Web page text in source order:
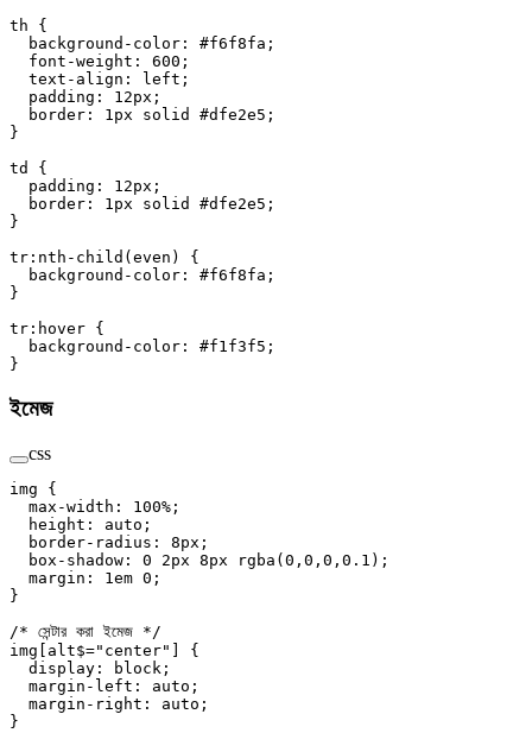
th {
  background-color
: #f6f8fa ;
  font-weight
: 600 ;
  text-align
: left ;
  padding
: 12px ;
  border
: 1 px solid #dfe2e5 ;
}
td
{
  padding
: 12px ;
  border
: 1 px solid #dfe2e5 ;
}
tr :nth-child ( even ) {
  background-color
: #f6f8fa ;
}
tr :hover {
  background-color
: #f1f3f5 ;
}
ইমেজ
css
img {
  max-width
: 100% ;
  height
: auto ;
  border-radius
: 8px ;
  box-shadow
: 0 2px 8px rgba ( 0 , 0 , 0 , 0.1 );
  margin
: 1em 0 ;
}
/* সেন্টার করা ইমেজ */
img
alt$="center"
] {
  display
: block ;
  margin-left
: auto ;
  margin-right
: auto ;
}